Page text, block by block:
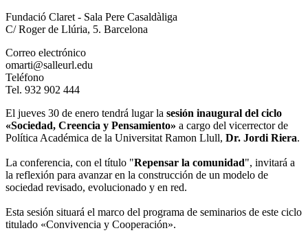
Fundació Claret - Sala Pere Casaldàliga
C/ Roger de Llúria, 5. Barcelona
Correo electrónico
omarti@salleurl.edu
Teléfono
Tel. 932 902 444
El jueves 30 de enero tendrá lugar la sesión inaugural del ciclo
«Sociedad, Creencia y Pensamiento» a cargo del vicerrector de
Política Académica de la Universitat Ramon Llull, Dr. Jordi Riera.
La conferencia, con el título "Repensar la comunidad", invitará a
la reflexión para avanzar en la construcción de un modelo de
sociedad revisado, evolucionado y en red.
Esta sesión situará el marco del programa de seminarios de este ciclo
titulado «Convivencia y Cooperación».